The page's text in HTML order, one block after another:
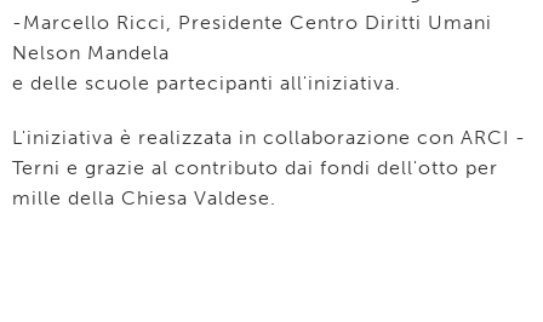
-Marcello Ricci, Presidente Centro Diritti Umani
Nelson Mandela
e delle scuole partecipanti all'iniziativa.
L'iniziativa è realizzata in collaborazione con ARCI -
Terni e grazie al contributo dai fondi dell'otto per
mille della Chiesa Valdese.